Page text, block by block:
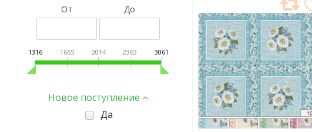
От До
1316 1665 2014 2363 3061
Новое поступление
Да
ДОБАВИТЬ
В
ИЗБРАННОЕ